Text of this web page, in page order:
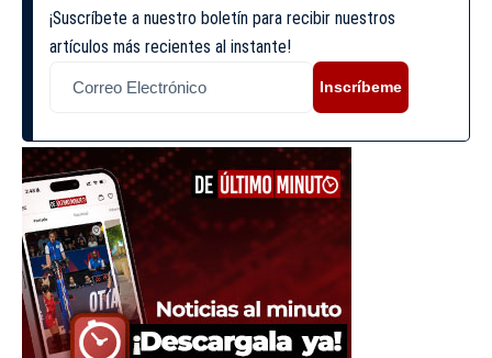
¡Suscríbete a nuestro boletín para recibir nuestros
artículos más recientes al instante!
Inscríbeme